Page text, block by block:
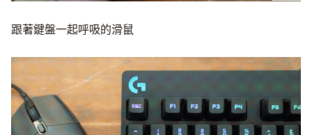
跟著鍵盤一起呼吸的滑鼠